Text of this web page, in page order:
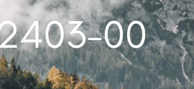
2403-00